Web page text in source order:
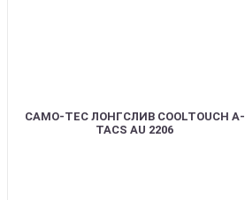
CAMO-TEC ЛОНГСЛИВ COOLTOUCH A-
TACS AU 2206